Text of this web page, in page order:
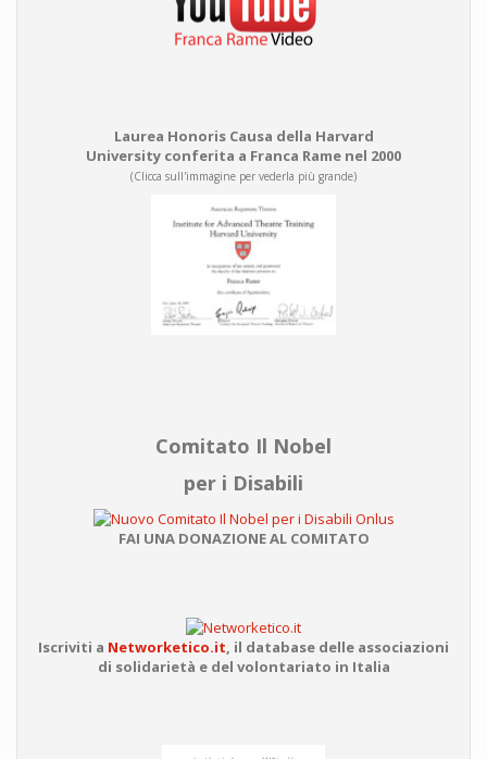
Laurea Honoris Causa della Harvard
University conferita a Franca Rame nel 2000
(Clicca sull'immagine per vederla più grande)
Comitato Il Nobel
per i Disabili
FAI UNA DONAZIONE AL COMITATO
Iscriviti a Networketico.it, il database delle associazioni
di solidarietà e del volontariato in Italia